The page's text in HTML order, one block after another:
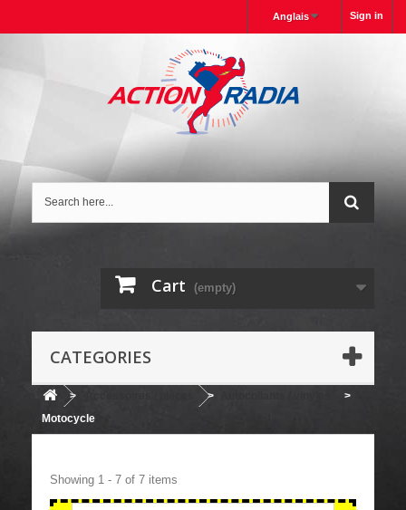
Sign in
Anglais
Cart (empty)
CATEGORIES
> >
>
Motocycle
Showing 1 - 7 of 7 items